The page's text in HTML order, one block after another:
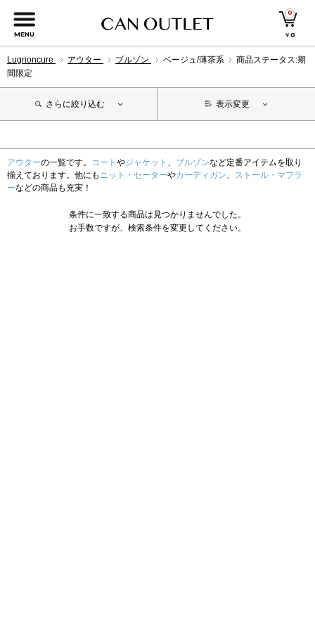
MENU
0
￥0
Lugnoncure アウター ブルゾン ベージュ/薄茶系
商品ステータス:期
間限定
さらに絞り込む 表示変更
アウターの一覧です。 コート やジャケット 、 ブルゾンなど定番アイテムを取り
揃えております。他にも ニット・セーターやカーディガン、 ストール・マフラ
ーなどの商品も充実！
条件に一致する商品は見つかりませんでした。
お手数ですが、検索条件を変更してください。